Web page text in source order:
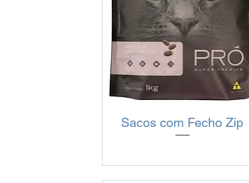
Visualização rápida
Sacos com Fecho Zip